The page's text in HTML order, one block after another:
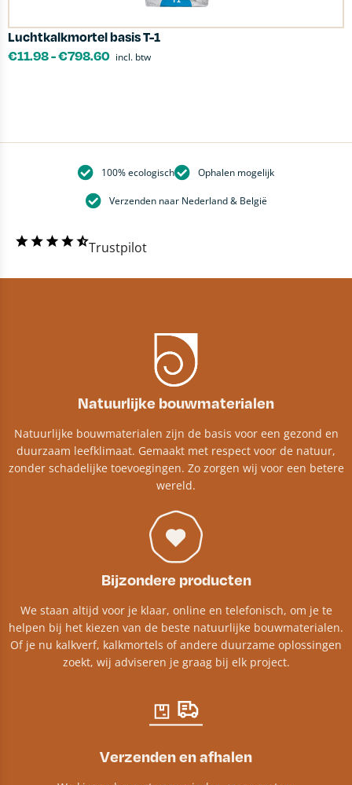
Luchtkalkmortel basis T-1
€11.98-€798.60 incl. btw
100% ecologisch Ophalen mogelijk
Verzenden naar Nederland & België
Trustpilot
Natuurlijke bouwmaterialen
Natuurlijke bouwmaterialen zijn de basis voor een gezond en
duurzaam leefklimaat. Gemaakt met respect voor de natuur,
zonder schadelijke toevoegingen. Zo zorgen wij voor een betere
wereld.
Bijzondere producten
We staan altijd voor je klaar, online en telefonisch, om je te
helpen bij het kiezen van de beste natuurlijke bouwmaterialen.
Of je nu kalkverf, kalkmortels of andere duurzame oplossingen
zoekt, wij adviseren je graag bij elk project.​
Verzenden en afhalen